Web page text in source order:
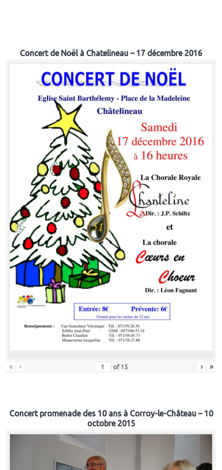
Concert de Noël à Chatelineau – 17 décembre 2016
« ‹ of 15 › »
Concert promenade des 10 ans à Corroy-le-Château – 10
octobre 2015